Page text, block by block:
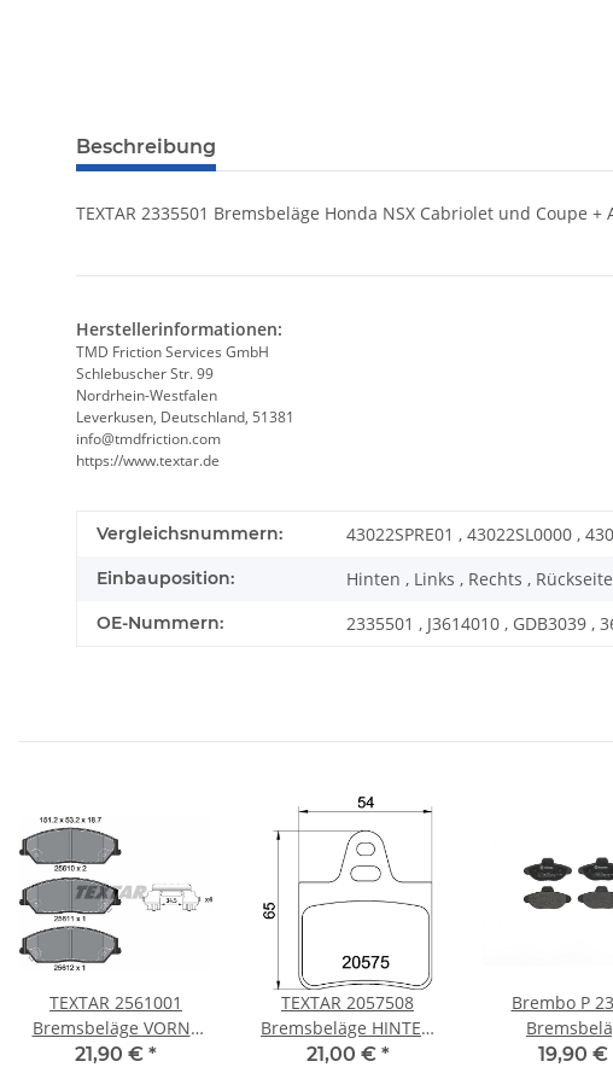
Beschreibung
TEXTAR 2335501 Bremsbeläge Honda NSX Cabriolet und Coupe +
Herstellerinformationen:
TMD Friction Services GmbH
Schlebuscher Str. 99
Nordrhein-Westfalen
Leverkusen, Deutschland, 51381
info@tmdfriction.com
https://www.textar.de
Vergleichsnummern: 43022SPRE01 , 43022SL0000 ,
Einbauposition: Hinten , Links , Rechts , Rückseite
OE-Nummern: 2335501 , J3614010 , GDB3039 ,
TEXTAR 2561001
Bremsbeläge VORNE
TOYOTA CAMRY
21,90 € *
TEXTAR 2057508
Bremsbeläge HINTEN
CITROEN BX (XB-_) BX
21,00 € *
Brembo P
19,90 €